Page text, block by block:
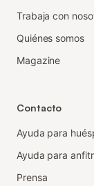
Trabaja con
Quiénes somos
Magazine
Contacto
Ayuda para
Ayuda para
Prensa